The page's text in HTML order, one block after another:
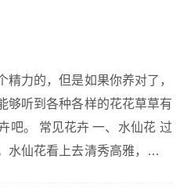
力的，但是如果你养对了，
够听到各种各样的花花草草有
花 过
仙花看上去清秀高雅，花朵